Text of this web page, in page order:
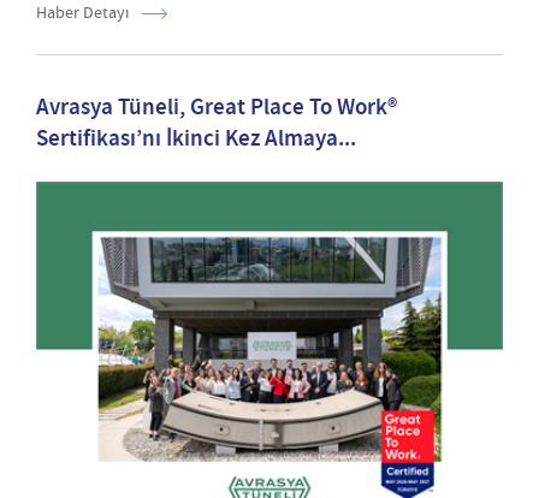
Haber Detayı
Avrasya Tüneli, Great Place To Work®
Sertifikası’nı İkinci Kez Almaya...